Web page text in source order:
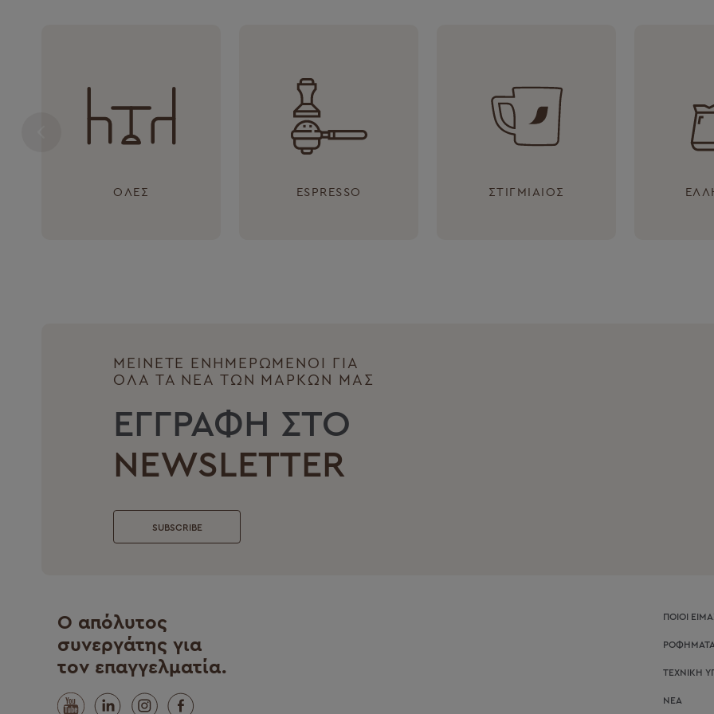
ΌΛΕΣ ESPRESSO ΣΤΙΓΜΙΑΊΟΣ
ΜΕΙΝΕΤΕ ΕΝΗΜΕΡΩΜΕΝΟΙ ΓΙΑ
ΟΛΑ ΤΑ ΝΕΑ ΤΩΝ ΜΑΡΚΩΝ ΜΑΣ
ΕΓΓΡΑΦΗ ΣΤΟ
NEWSLETTER
SUBSCRIBE
Ο απόλυτος
συνεργάτης για
τον επαγγελματία.
ΠΟΙΟΙ
ΡΟΦΗΜΑΤΑ
ΤΕΧΝΙΚΗ
ΝΕΑ